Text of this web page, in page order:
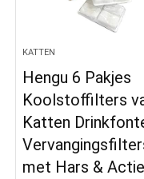
KATTEN
Hengu 6 Pakjes
Koolstoffilters
Katten
met Hars &